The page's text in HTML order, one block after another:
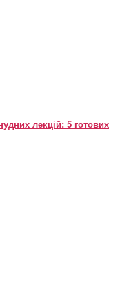
лекцій: 5 готових